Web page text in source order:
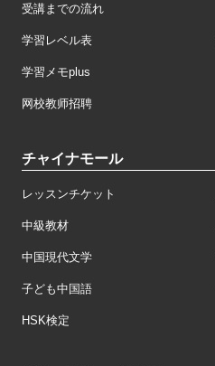
受講までの流れ
学習レベル表
学習メモplus
网校教师招聘
チャイナモール
レッスンチケット
中級教材
中国現代文学
子ども中国語
HSK検定